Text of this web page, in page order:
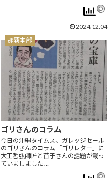
2024.12.04
那覇本部
ゴリさんのコラム
今日の沖縄タイムス、ガレッジセール
のゴリさんのコラム「ゴリレター」に
大工哲弘師匠と苗子さんの話題が載っ
ていましました …